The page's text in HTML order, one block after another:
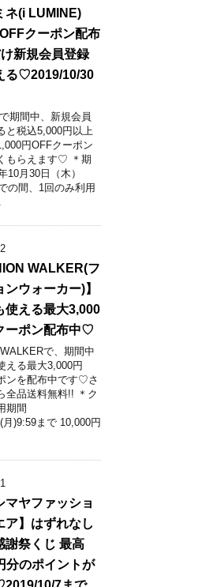
ネ(i LUMINE)
クーポン配布
新規会員登録
る♡2019/10/30
期間中、新規会員
と税込5,000円以上
円OFFクーポン
もらえます♡ ＊期
月30日（木）
の間、1回のみ利用
WALKER(フ
ンウォーカー)】
使える最大3,000
ーポン配布中♡
で、期間中
える最大3,000円
ンを配布中です♡さ
全品送料無料!! ＊ク
期間
月)9:59まで 10,000円
マヤファッショ
ア】はずれなし
祭くじ 最高
分のポイントが